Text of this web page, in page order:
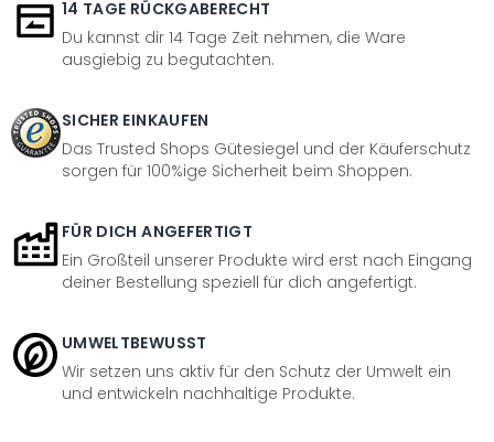
14 TAGE RÜCKGABERECHT
Du kannst dir 14 Tage Zeit nehmen, die Ware
ausgiebig zu begutachten.
SICHER EINKAUFEN
Das Trusted Shops Gütesiegel und der Käuferschutz
sorgen für 100%ige Sicherheit beim Shoppen.
FÜR DICH ANGEFERTIGT
Ein Großteil unserer Produkte wird erst nach Eingang
deiner Bestellung speziell für dich angefertigt.
UMWELTBEWUSST
Wir setzen uns aktiv für den Schutz der Umwelt ein
und entwickeln nachhaltige Produkte.